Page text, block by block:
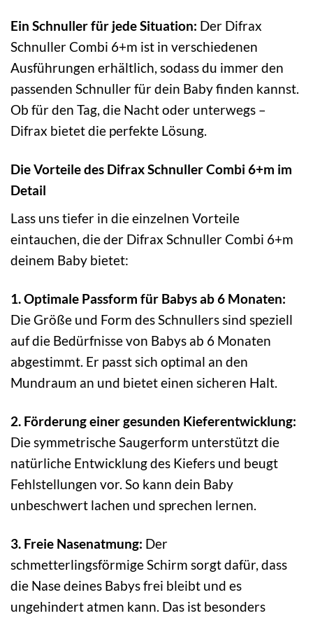
Ein Schnuller für jede Situation: Der Difrax
Schnuller Combi 6+m ist in verschiedenen
Ausführungen erhältlich, sodass du immer den
passenden Schnuller für dein Baby finden kannst.
Ob für den Tag, die Nacht oder unterwegs –
Difrax bietet die perfekte Lösung.
Die Vorteile des Difrax Schnuller Combi 6+m im
Detail
Lass uns tiefer in die einzelnen Vorteile
eintauchen, die der Difrax Schnuller Combi 6+m
deinem Baby bietet:
1. Optimale Passform für Babys ab 6 Monaten:
Die Größe und Form des Schnullers sind speziell
auf die Bedürfnisse von Babys ab 6 Monaten
abgestimmt. Er passt sich optimal an den
Mundraum an und bietet einen sicheren Halt.
2. Förderung einer gesunden Kieferentwicklung:
Die symmetrische Saugerform unterstützt die
natürliche Entwicklung des Kiefers und beugt
Fehlstellungen vor. So kann dein Baby
unbeschwert lachen und sprechen lernen.
3. Freie Nasenatmung: Der
schmetterlingsförmige Schirm sorgt dafür, dass
die Nase deines Babys frei bleibt und es
ungehindert atmen kann. Das ist besonders